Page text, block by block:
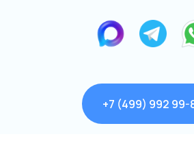
+7 (499) 992 99-
ознакомлен(а) сПолитикой
персональных данных